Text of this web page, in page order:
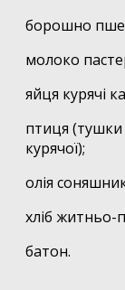
борошно
молоко
яйця курячі
птиця (тушки
курячої);
олія
хліб
батон.